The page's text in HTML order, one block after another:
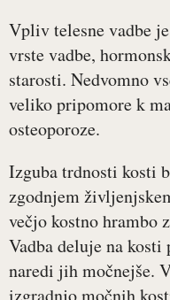
Vpliv telesne vadbe
vrste vadbe,
starosti. Nedvomno
veliko pripomore k
osteoporoze.
Izguba trdnosti kosti
zgodnjem
večjo kostno hrambo
Vadba deluje na
naredi jih močnejše.
izgradnjo močnih